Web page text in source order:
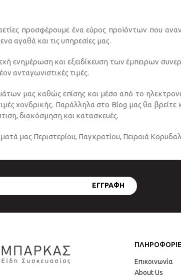
προσφέρουμε ένα εύρος προϊόντων που
αγαθά και τις υπηρεσίες μας.
ενημέρωση και εξειδίκευση των έμπειρων
ανταγωνιστικές τιμές.
μας καθώς επίσης και μέσα από το
χονδρικής. Παράλληλα στο Blog μας θα
διακόσμηση και κατασκευές.
μας Περιστερίου, Παγκρατίου, Πειραιά
Επικοινωνία
About Us